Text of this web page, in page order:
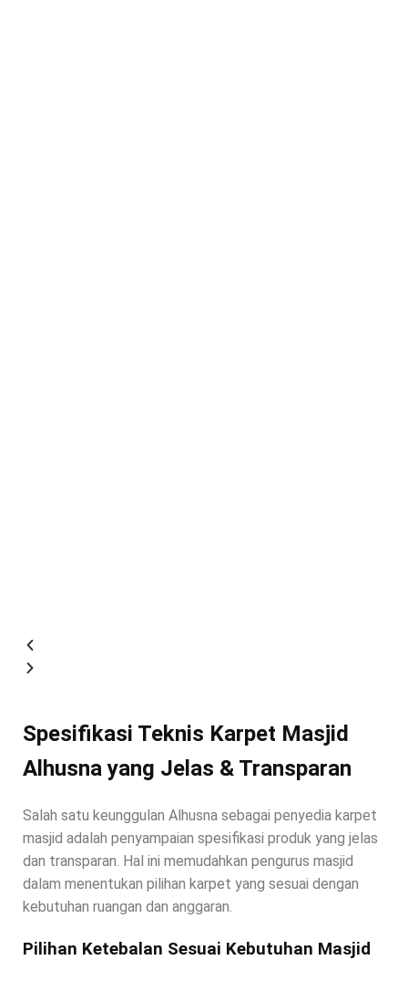
Spesifikasi Teknis Karpet Masjid
Alhusna yang Jelas & Transparan
Salah satu keunggulan Alhusna sebagai penyedia karpet
masjid adalah penyampaian spesifikasi produk yang jelas
dan transparan. Hal ini memudahkan pengurus masjid
dalam menentukan pilihan karpet yang sesuai dengan
kebutuhan ruangan dan anggaran.
Pilihan Ketebalan Sesuai Kebutuhan Masjid